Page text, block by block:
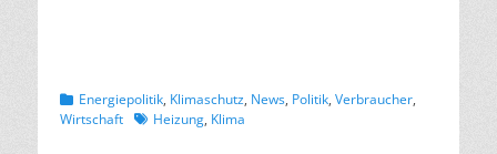
Kategorien
Energiepolitik, Klimaschutz, News, Politik, Verbraucher,
Wirtschaft Schlagworte
Heizung, Klima